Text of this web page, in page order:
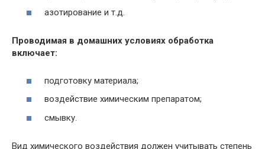
азотирование и т.д.
Проводимая в домашних условиях обработка
включает:
подготовку материала;
воздействие химическим препаратом;
смывку.
Вид химического воздействия должен учитывать степень